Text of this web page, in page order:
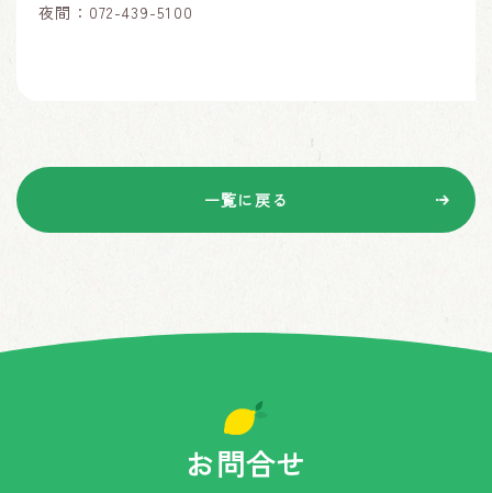
夜間：072-439-5100
一覧に戻る
お問合せ